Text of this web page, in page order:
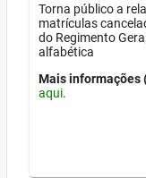
Torna público a
matrículas
do Regimento
alfabética
Mais informações
aqui.